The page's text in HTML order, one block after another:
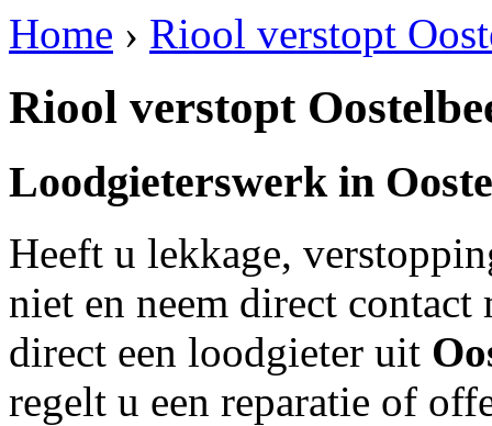
Home › Riool verstopt
Riool verstopt
Loodgieterswerk in
Heeft u lekkage,
niet en neem direct
direct een loodgieter uit
regelt u een reparatie of